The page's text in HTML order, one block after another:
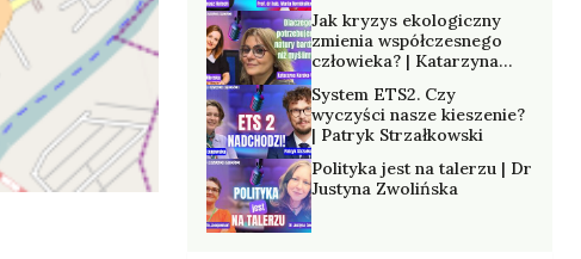
Jak kryzys ekologiczny
zmienia współczesnego
człowieka? | Katarzyna
System ETS2. Czy
wyczyści nasze kieszenie?
| Patryk Strzałkowski
Polityka jest na talerzu | Dr
Justyna Zwolińska